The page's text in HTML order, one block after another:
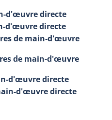
d'œuvre directe
d'œuvre directe
de main-d'œuvre
de main-d'œuvre
d'œuvre directe
d'œuvre directe